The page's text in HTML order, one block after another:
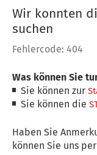
Wir konnten
suchen
Fehlercode: 404
Was können Sie
Sie können zur
Sie können die
Haben Sie
können Sie uns